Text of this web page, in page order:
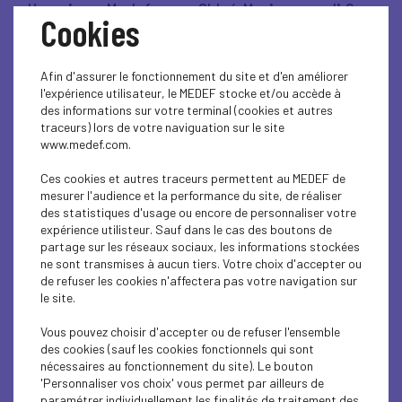
Un soir au Medef, avec Chloé Morin - mardi 9
décembre 2025
Lire l'article
VIE DU MEDEF
Penser l'entreprise de demain - mardi 25
novembre 2025
Lire l'article
ÉCONOMIE
Cookies
Afin d'assurer le fonctionnement du site et d'en améliorer
l'expérience utilisateur, le MEDEF stocke et/ou accède à
des informations sur votre terminal (cookies et autres
traceurs) lors de votre naviguation sur le site
www.medef.com.
Ces cookies et autres traceurs permettent au MEDEF de
mesurer l'audience et la performance du site, de réaliser
des statistiques d'usage ou encore de personnaliser votre
expérience utilisteur. Sauf dans le cas des boutons de
partage sur les réseaux sociaux, les informations stockées
ne sont transmises à aucun tiers. Votre choix d'accepter ou
de refuser les cookies n'affectera pas votre navigation sur
le site.
Vous pouvez choisir d'accepter ou de refuser l'ensemble
des cookies (sauf les cookies fonctionnels qui sont
nécessaires au fonctionnement du site). Le bouton
'Personnaliser vos choix' vous permet par ailleurs de